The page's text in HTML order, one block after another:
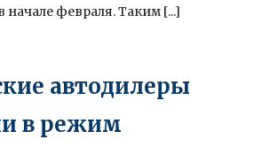
начале февраля. Таким [...]
автодилеры
в режим